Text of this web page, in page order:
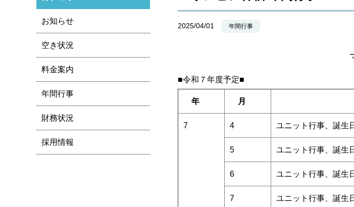
2025/04/01 年間行事
■令和７年度予定■
年 月 行
7 4 ユニット行事、誕生
5 ユニット行事、誕生
6 ユニット行事、誕生
7 ユニット行事、誕生
お知らせ
空き状況
料金案内
年間行事
財務状況
採用情報